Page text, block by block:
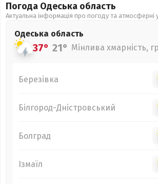
Погода Одеська область
Актуальна інформація про погоду та атмосферні
Одеська область
37° 21° Мінлива хмарність,
Березівка
Білгород-Дністровський
Болград
Ізмаїл